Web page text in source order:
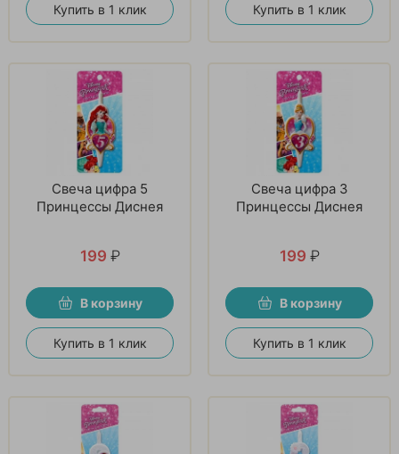
Купить в 1 клик Купить в 1 клик
Свеча цифра 5
Принцессы Диснея
199 ₽
В корзину
Купить в 1 клик
Свеча цифра 3
Принцессы Диснея
199 ₽
В корзину
Купить в 1 клик